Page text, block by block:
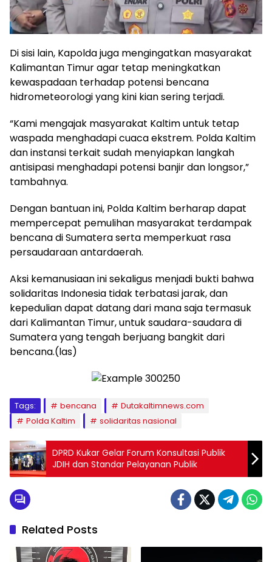
Di sisi lain, Kapolda juga mengingatkan masyarakat
Kalimantan Timur agar tetap meningkatkan
kewaspadaan terhadap potensi bencana
hidrometeorologi yang kini kian sering terjadi.
“Kami mengajak masyarakat Kaltim untuk tetap
waspada menghadapi cuaca ekstrem. Polda Kaltim
dan instansi terkait sudah menyiapkan langkah
antisipasi menghadapi potensi banjir dan longsor,”
tambahnya.
Dengan bantuan ini, Polda Kaltim berharap dapat
mempercepat pemulihan masyarakat terdampak
bencana di Sumatera serta memperkuat rasa
persaudaraan antardaerah.
Aksi kemanusiaan ini sekaligus menjadi bukti bahwa
solidaritas Indonesia tidak terbatasi jarak, dan
kepedulian dapat datang dari mana saja termasuk
dari Kalimantan Timur, untuk saudara-saudara di
Sumatera yang tengah berjuang bangkit dari
bencana.(las)
Tags: bencana
Dutakaltimnews.com
Polda Kaltim
solidaritas nasional
DPRD Kukar Gelar Forum Konsultasi Publik
JDIH dan Standar Pelayanan Publik
Related Posts